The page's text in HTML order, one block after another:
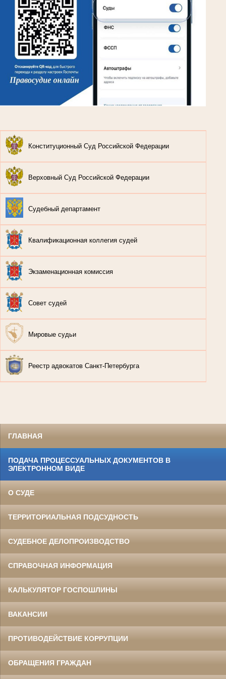
Конституционный Суд Российской Федерации
Верховный Суд Российской Федерации
Судебный департамент
Квалификационная коллегия судей
Экзаменационная комиссия
Совет судей
Мировые судьи
Реестр адвокатов Санкт-Петербурга
ГЛАВНАЯ
ПОДАЧА ПРОЦЕССУАЛЬНЫХ ДОКУМЕНТОВ В
ЭЛЕКТРОННОМ ВИДЕ
О СУДЕ
ТЕРРИТОРИАЛЬНАЯ ПОДСУДНОСТЬ
СУДЕБНОЕ ДЕЛОПРОИЗВОДСТВО
СПРАВОЧНАЯ ИНФОРМАЦИЯ
КАЛЬКУЛЯТОР ГОСПОШЛИНЫ
ВАКАНСИИ
ПРОТИВОДЕЙСТВИЕ КОРРУПЦИИ
ОБРАЩЕНИЯ ГРАЖДАН